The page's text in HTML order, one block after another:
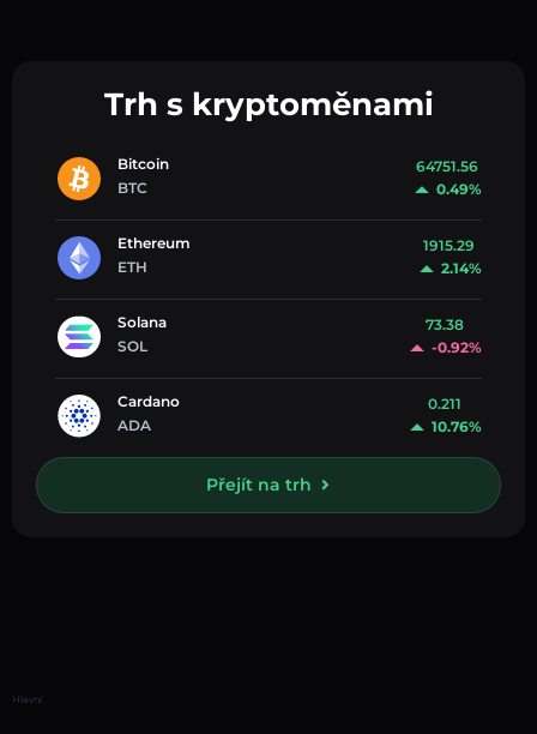
Trh s kryptoměnami
Bitcoin
BTC
64751.56
0.49%
Ethereum
ETH
1915.29
2.14%
Solana
SOL
73.38
-0.92%
Cardano
ADA
0.211
10.76%
Přejít na trh
Hlavní